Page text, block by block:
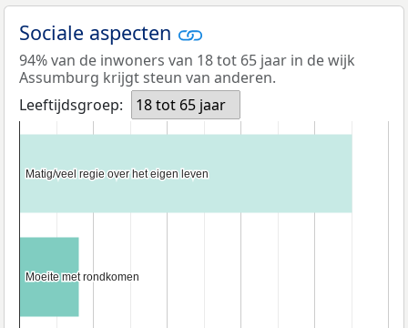
Sociale aspecten
94% van de inwoners van 18 tot 65 jaar in de wijk
Assumburg krijgt steun van anderen.
Leeftijdsgroep:
18 tot 65 jaar
Matig/veel regie over het eigen leven
Matig/veel regie over het eigen leven
Moeite met rondkomen
Moeite met rondkomen